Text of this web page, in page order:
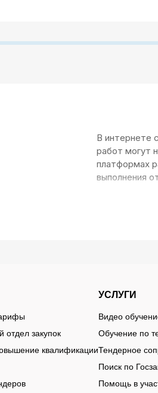
В интернете
работ могут
платформах
выполнения
Тендербот?
отдел закупок
квалификации
УСЛУГИ
Видео
Обучение по
Тендерное
Поиск по
Помощь в